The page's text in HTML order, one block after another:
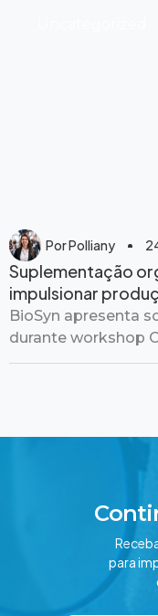
PorPolliany
Suplementação
impulsionar
BioSyn apresenta
durante workshop
para